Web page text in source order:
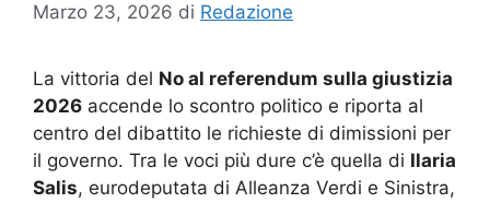
Marzo 23, 2026 di Redazione
La vittoria del No al referendum sulla giustizia
2026 accende lo scontro politico e riporta al
centro del dibattito le richieste di dimissioni per
il governo. Tra le voci più dure c’è quella di Ilaria
Salis, eurodeputata di Alleanza Verdi e Sinistra,